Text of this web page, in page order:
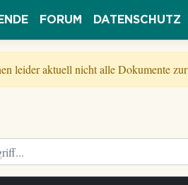
FORUM DATENSCHUTZ
leider aktuell nicht alle Dokumente